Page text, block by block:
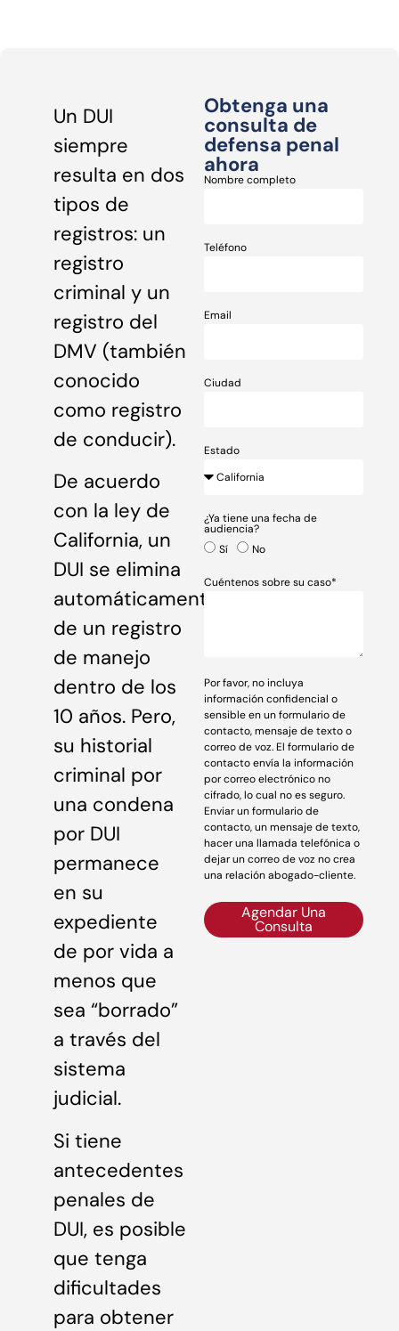
Un DUI
siempre
resulta en dos
tipos de
registros: un
registro
criminal y un
registro del
DMV (también
conocido
como registro
de conducir).
De acuerdo
con la ley de
California, un
DUI se elimina
automáticamente
de un registro
de manejo
dentro de los
10 años. Pero,
su historial
criminal por
una condena
por DUI
permanece
en su
expediente
de por vida a
menos que
sea “borrado”
a través del
sistema
judicial.
Si tiene
antecedentes
penales de
DUI, es posible
que tenga
dificultades
para obtener
Obtenga una
consulta de
defensa penal
ahora
Nombre completo
Teléfono
Email
Ciudad
Estado
¿Ya tiene una fecha de
audiencia?
Sí
No
Cuéntenos sobre su caso*
Por favor, no incluya
información confidencial o
sensible en un formulario de
contacto, mensaje de texto o
correo de voz. El formulario de
contacto envía la información
por correo electrónico no
cifrado, lo cual no es seguro.
Enviar un formulario de
contacto, un mensaje de texto,
hacer una llamada telefónica o
dejar un correo de voz no crea
una relación abogado-cliente.
Agendar Una
Consulta